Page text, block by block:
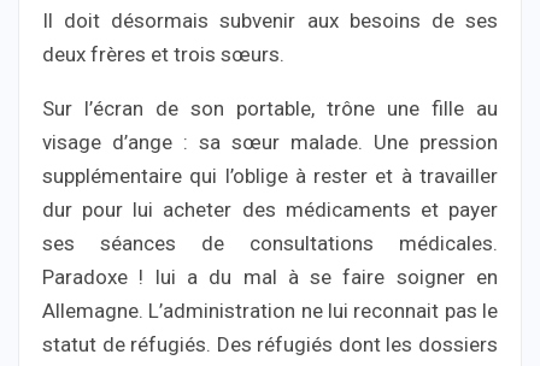
Il doit désormais subvenir aux besoins de ses
deux frères et trois sœurs.
Sur l’écran de son portable, trône une fille au
visage d’ange : sa sœur malade. Une pression
supplémentaire qui l’oblige à rester et à travailler
dur pour lui acheter des médicaments et payer
ses séances de consultations médicales.
Paradoxe ! lui a du mal à se faire soigner en
Allemagne. L’administration ne lui reconnait pas le
statut de réfugiés. Des réfugiés dont les dossiers